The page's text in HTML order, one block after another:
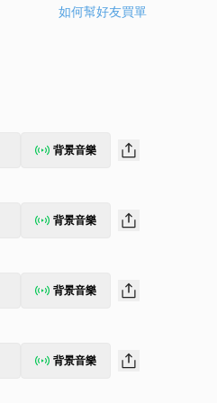
如何幫好友買單
背景音樂
背景音樂
背景音樂
背景音樂